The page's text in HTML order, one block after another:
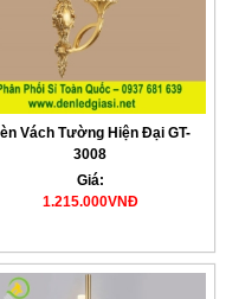
Vách Tường Hiện Đại GT-
3008
Giá:
1.215.000VNĐ